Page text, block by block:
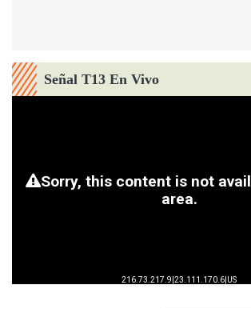
Señal T13 En Vivo